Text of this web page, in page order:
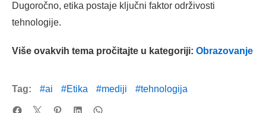
Dugoročno, etika postaje ključni faktor održivosti
tehnologije.
Više ovakvih tema pročitajte u kategoriji: Obrazovanje
Tag: ai Etika mediji tehnologija